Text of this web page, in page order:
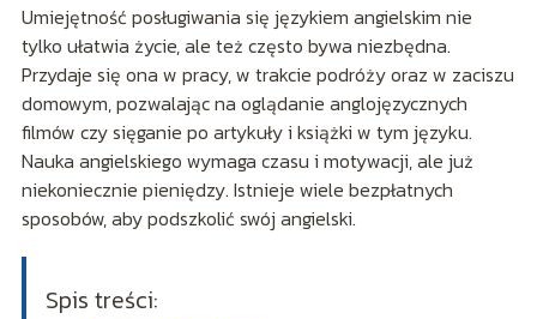
Umiejętność posługiwania się językiem angielskim nie
tylko ułatwia życie, ale też często bywa niezbędna.
Przydaje się ona w pracy, w trakcie podróży oraz w zaciszu
domowym, pozwalając na oglądanie anglojęzycznych
filmów czy sięganie po artykuły i książki w tym języku.
Nauka angielskiego wymaga czasu i motywacji, ale już
niekoniecznie pieniędzy. Istnieje wiele bezpłatnych
sposobów, aby podszkolić swój angielski.
Spis treści: